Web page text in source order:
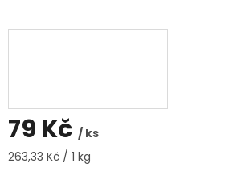
79 Kč / ks
Měrná
263,33 Kč / 1 kg